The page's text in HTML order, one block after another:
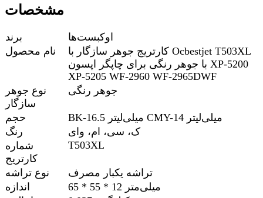
مشخصات
برند
اوکبست‌ها
نام محصول
کارتریج جوهر سازگار با Ocbestjet T503XL
با جوهر رنگی برای چاپگر اپسون XP-5200
XP-5205 WF-2960 WF-2965DWF
نوع جوهر
سازگار
جوهر رنگی
حجم
BK-16.5 میلی‌لیتر CMY-14 میلی‌لیتر
رنگ
ک، سی، ام، وای
شماره
کارتریج
T503XL
نوع تراشه
تراشه یکبار مصرف
اندازه
65 * 55 * 12 میلی‌متر